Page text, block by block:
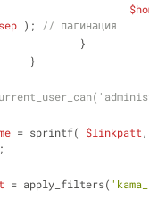
);
// пагинация
			}
		}
= sprintf( $linkpatt
;
= apply_filters(